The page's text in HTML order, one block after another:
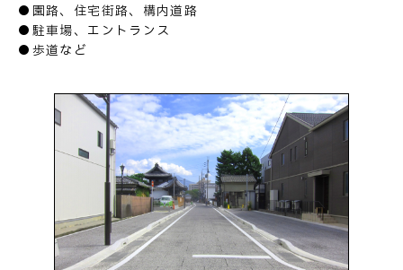
●園路、住宅街路、構内道路
●駐車場、エントランス
●歩道など